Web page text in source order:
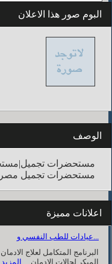
البوم صور هذا الاعلان
الوصف
مستحضرات
مستحضرات تجميل مصر
اعلانات مميزة
عيادات للطب النفسي و...
البرنامج المتكامل لعلاج
المبكر لحالات الادمان ...
المزيد